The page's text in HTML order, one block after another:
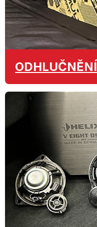
ODHLUČNĚNÍ